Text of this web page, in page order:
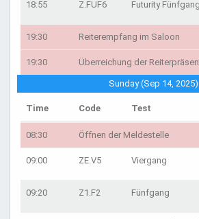
18:55 Z.FUF6 Futurity Fünfgang
19:30 Reiterempfang im Saloon
19:30 Überreichung der
Sunday (Sep 14, 2025)
Time Code Test
08:30 Öffnen der Meldestelle
09:00 ZE.V5 Viergang
09:20 Z1.F2 Fünfgang